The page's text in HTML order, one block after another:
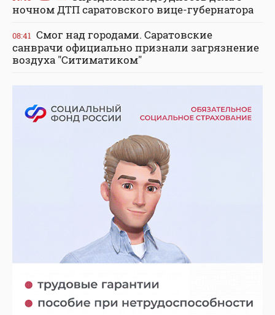
ночном ДТП саратовского вице-губернатора
08:41 Смог над городами. Саратовские
санврачи официально признали загрязнение
воздуха "Ситиматиком"